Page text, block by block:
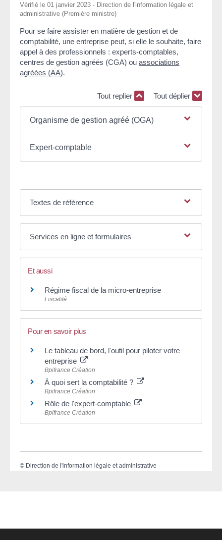
Vérifié le 01 janvier 2023 - Direction de l'information légale et
administrative (Première ministre)
Pour se faire assister en matière de gestion et de
comptabilité, une entreprise peut, si elle le souhaite, faire
appel à des professionnels : experts-comptables,
centres de gestion agréés (CGA) ou associations
agréées (AA).
Tout replier Tout déplier
Organisme de gestion agréé (OGA)
Expert-comptable
Textes de référence
Services en ligne et formulaires
Et aussi
Régime fiscal de la micro-entreprise
Fiscalité
Pour en savoir plus
Le tableau de bord, l'outil pour piloter votre
entreprise
Bpifrance Création
À quoi sert la comptabilité ?
Bpifrance Création
Rôle de l'expert-comptable
Bpifrance Création
© Direction de l'information légale et administrative